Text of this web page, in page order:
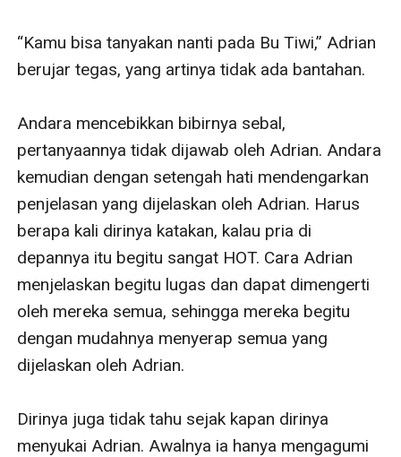
“Kamu bisa tanyakan nanti pada Bu Tiwi,” Adrian
berujar tegas, yang artinya tidak ada bantahan.
Andara mencebikkan bibirnya sebal,
pertanyaannya tidak dijawab oleh Adrian. Andara
kemudian dengan setengah hati mendengarkan
penjelasan yang dijelaskan oleh Adrian. Harus
berapa kali dirinya katakan, kalau pria di
depannya itu begitu sangat HOT. Cara Adrian
menjelaskan begitu lugas dan dapat dimengerti
oleh mereka semua, sehingga mereka begitu
dengan mudahnya menyerap semua yang
dijelaskan oleh Adrian.
Dirinya juga tidak tahu sejak kapan dirinya
menyukai Adrian. Awalnya ia hanya mengagumi